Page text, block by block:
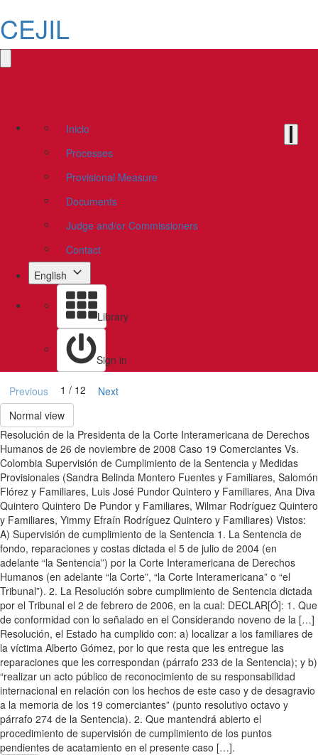
CEJIL
Inicio
Processes
Provisional Measure
Documents
Judge and/or Commissioners
Contact
English
Library
Sign in
Previous 1 / 12
Next
Normal view
Resolución de la Presidenta de la Corte Interamericana de Derechos
Humanos de 26 de noviembre de 2008 Caso 19 Comerciantes Vs.
Colombia Supervisión de Cumplimiento de la Sentencia y Medidas
Provisionales (Sandra Belinda Montero Fuentes y Familiares, Salomón
Flórez y Familiares, Luis José Pundor Quintero y Familiares, Ana Diva
Quintero Quintero De Pundor y Familiares, Wilmar Rodríguez Quintero
y Familiares, Yimmy Efraín Rodríguez Quintero y Familiares) Vistos:
A) Supervisión de cumplimiento de la Sentencia 1. La Sentencia de
fondo, reparaciones y costas dictada el 5 de julio de 2004 (en
adelante “la Sentencia”) por la Corte Interamericana de Derechos
Humanos (en adelante “la Corte”, “la Corte Interamericana” o “el
Tribunal”). 2. La Resolución sobre cumplimiento de Sentencia dictada
por el Tribunal el 2 de febrero de 2006, en la cual: DECLAR[Ó]: 1. Que
de conformidad con lo señalado en el Considerando noveno de la […]
Resolución, el Estado ha cumplido con: a) localizar a los familiares de
la víctima Alberto Gómez, por lo que resta que les entregue las
reparaciones que les correspondan (párrafo 233 de la Sentencia); y b)
“realizar un acto público de reconocimiento de su responsabilidad
internacional en relación con los hechos de este caso y de desagravio
a la memoria de los 19 comerciantes” (punto resolutivo octavo y
párrafo 274 de la Sentencia). 2. Que mantendrá abierto el
procedimiento de supervisión de cumplimiento de los puntos
pendientes de acatamiento en el presente caso […].